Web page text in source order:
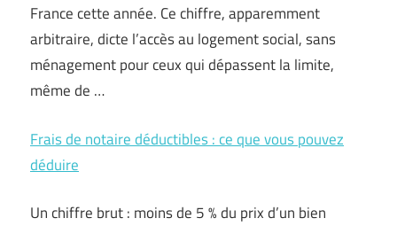
France cette année. Ce chiffre, apparemment
arbitraire, dicte l’accès au logement social, sans
ménagement pour ceux qui dépassent la limite,
même de …
Frais de notaire déductibles : ce que vous pouvez
déduire
Un chiffre brut : moins de 5 % du prix d’un bien